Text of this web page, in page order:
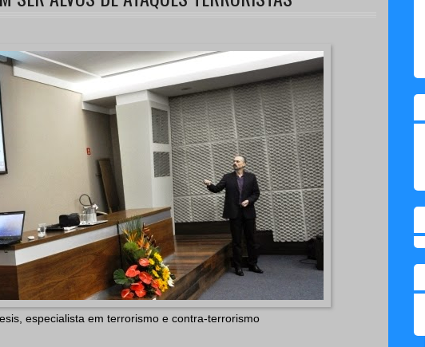
especialista em terrorismo e contra-terrorismo